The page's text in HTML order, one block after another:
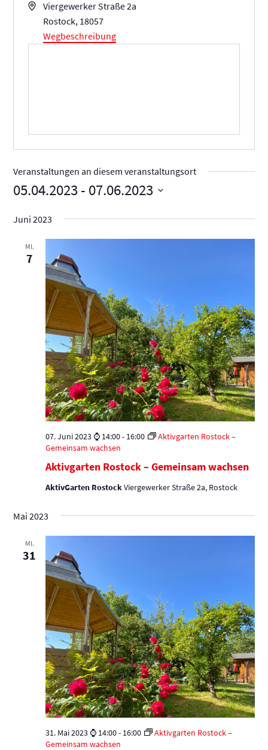
AdresseViergewerker Straße 2a
Rostock, 18057
Wegbeschreibung
Veranstaltungen an diesem veranstaltungsort
05.04.2023 - 07.06.2023
wählen.
Juni 2023
MI.
7
Aktivgarten Rostock – Gemeinsam wachsen
07. Juni 2023 ⌚ 14:00- 16:00
Aktivgarten Rostock –
Gemeinsam wachsen
AktivGarten RostockViergewerker Straße 2a, Rostock
Mai 2023
MI.
31
31. Mai 2023 ⌚ 14:00- 16:00
Aktivgarten Rostock –
Gemeinsam wachsen